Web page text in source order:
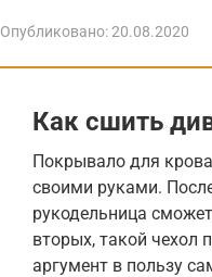
Опубликовано:20.08.2020
Как сшить
Покрывало для
своими руками.
рукодельница
вторых, такой чехол
аргумент в пользу